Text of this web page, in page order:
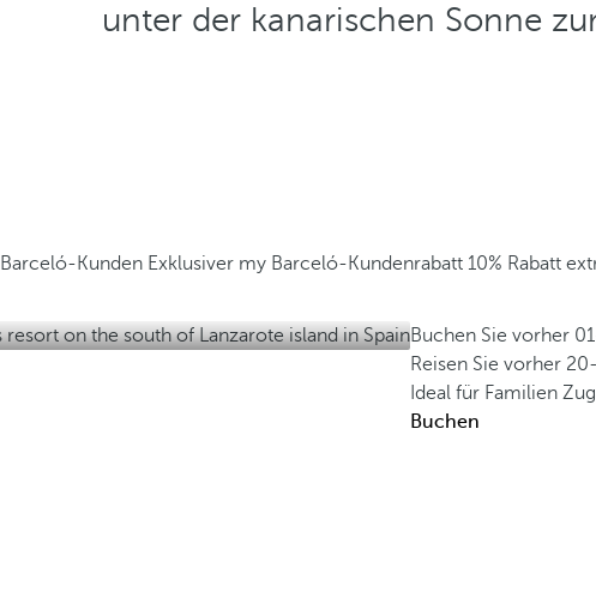
unter der kanarischen Sonne
Kunden Exklusiver my Barceló-Kundenrabatt 10% Rabatt
Buchen Sie vorher
Reisen Sie vorher
Ideal für Familien
Buchen